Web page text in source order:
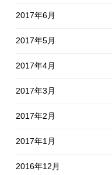
2017年6月
2017年5月
2017年4月
2017年3月
2017年2月
2017年1月
2016年12月